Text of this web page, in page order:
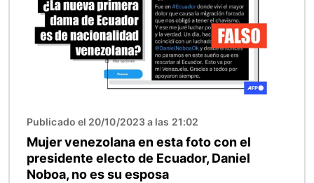
Publicado el 20/10/2023 a las 21:02
Mujer venezolana en esta foto con el
presidente electo de Ecuador, Daniel
Noboa, no es su esposa